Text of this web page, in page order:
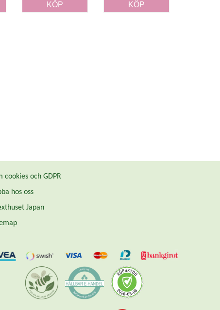
KÖP KÖP
cookies och GDPR
hos oss
Japan